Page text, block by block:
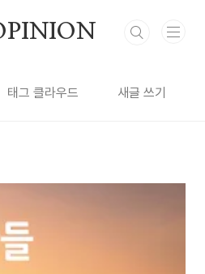
태그 클라우드 새글 쓰기